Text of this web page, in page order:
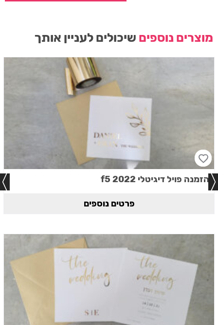
מוצרים נוספים שיכולים לעניין אותך
הזמנה פויל דיגיטלי 2022 f5
פרטים נוספים